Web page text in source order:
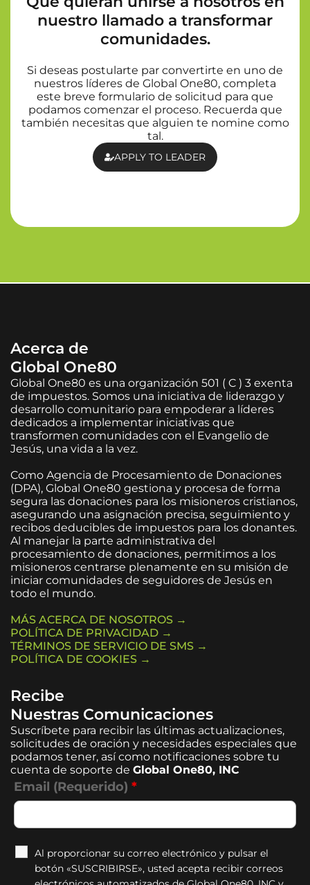
nuestro llamado a transformar
comunidades.
Si deseas postularte par convertirte en uno de
nuestros líderes de Global One80, completa
este breve formulario de solicitud para que
podamos comenzar el proceso. Recuerda que
también necesitas que alguien te nomine como
tal.
APPLY TO LEADER
Acerca de
Global One80
Global One80 es una organización 501 ( C ) 3 exenta
de impuestos. Somos una iniciativa de liderazgo y
desarrollo comunitario para empoderar a líderes
dedicados a implementar iniciativas que
transformen comunidades con el Evangelio de
Jesús, una vida a la vez.
Como Agencia de Procesamiento de Donaciones
(DPA), Global One80 gestiona y procesa de forma
segura las donaciones para los misioneros cristianos,
asegurando una asignación precisa, seguimiento y
recibos deducibles de impuestos para los donantes.
Al manejar la parte administrativa del
procesamiento de donaciones, permitimos a los
misioneros centrarse plenamente en su misión de
iniciar comunidades de seguidores de Jesús en
todo el mundo.
MÁS ACERCA DE NOSOTROS →
POLÍTICA DE PRIVACIDAD →
TÉRMINOS DE SERVICIO DE SMS →
POLÍTICA DE COOKIES →
Recibe
Nuestras Comunicaciones
Suscríbete para recibir las últimas actualizaciones,
solicitudes de oración y necesidades especiales que
podamos tener, así como notificaciones sobre tu
cuenta de soporte de Global One80, INC
Email (Requerido) *
Al proporcionar su correo electrónico y pulsar el
botón «SUSCRIBIRSE», usted acepta recibir correos